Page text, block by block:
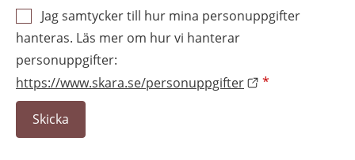
Jag samtycker till hur mina personuppgifter
hanteras. Läs mer om hur vi hanterar
personuppgifter:
https://www.skara.se/personuppgifter
*